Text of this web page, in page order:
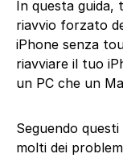
In questa guida,
riavvio forzato
iPhone senza
riavviare il tuo
un PC che un
Seguendo
molti dei